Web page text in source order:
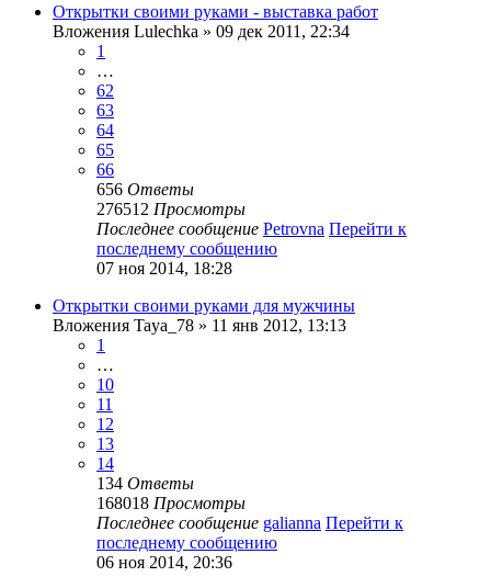
Открытки своими руками - выставка работ
Вложения Lulechka » 09 дек 2011, 22:34
1
…
62
63
64
65
66
656 Ответы
276512 Просмотры
Последнее сообщение Petrovna Перейти к
последнему сообщению
07 ноя 2014, 18:28
Открытки своими руками для мужчины
Вложения Taya_78 » 11 янв 2012, 13:13
1
…
10
11
12
13
14
134 Ответы
168018 Просмотры
Последнее сообщение galianna Перейти к
последнему сообщению
06 ноя 2014, 20:36